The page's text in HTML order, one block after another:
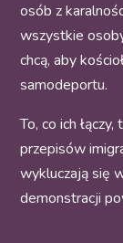
osób z
wszystkie
chcą, aby
samodeportu.
To, co ich
przepisów
wykluczają się
demonstracji